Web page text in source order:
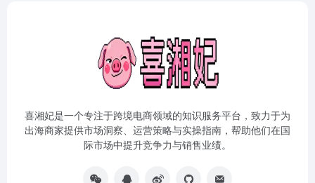
喜湘妃是一个专注于跨境电商领域的知识服务平台，致力于为
出海商家提供市场洞察、运营策略与实操指南，帮助他们在国
际市场中提升竞争力与销售业绩。